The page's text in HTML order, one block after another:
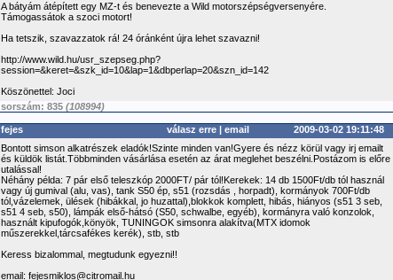
A bátyám átépített egy MZ-t és benevezte a Wild motorszépségversenyére.
Támogassátok a szoci motort!
Ha tetszik, szavazzatok rá! 24 óránként újra lehet szavazni!
http://www.wild.hu/usr_szepseg.php?
session=&keret=&szk_id=10&lap=1&dbperlap=20&szn_id=142
Köszönettel: Joci
sorszám: 835 (108994)
fejes válasz erre | email
2009-03-02 19:11:48
Bontott simson alkatrészek eladók!Szinte minden van!Gyere és nézz körül vagy irj emailt
és küldök listát.Többminden vásárlása esetén az árat meglehet beszélni.Postázom is előre
utalással!
Néhány példa: 7 pár első teleszkóp 2000FT/ pár tól!Kerekek: 14 db 1500Ft/db tól használ
vagy új gumival (alu, vas), tank S50 ép, s51 (rozsdás , horpadt), kormányok 700Ft/db
tól,vázelemek, ülések (hibákkal, jo huzattal),blokkok komplett, hibás, hiányos (s51 3 seb,
s51 4 seb, s50), lámpák első-hátsó (S50, schwalbe, egyéb), kormányra való konzolok,
használt kipufogók,könyök, TUNINGOK simsonra alakítva(MTX idomok
műszerekkel,tárcsafékes kerék), stb, stb
Keress bizalommal, megtudunk egyezni!!
email: fejesmiklos@citromail.hu